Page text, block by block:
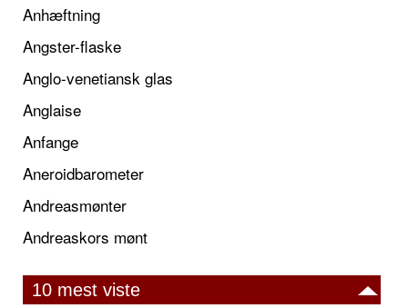
Anhæftning
Angster-flaske
Anglo-venetiansk glas
Anglaise
Anfange
Aneroidbarometer
Andreasmønter
Andreaskors mønt
10 mest viste